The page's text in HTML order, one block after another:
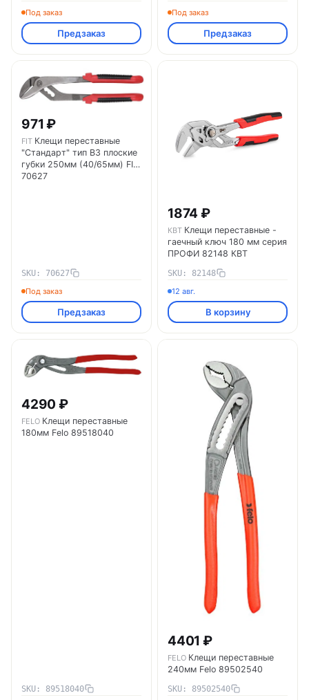
Под заказ
Предзаказ
Под заказ
Предзаказ
971 ₽
FIT Клещи переставные
"Стандарт" тип В3 плоские
губки 250мм (40/65мм) FIT
70627
SKU: 70627
Под заказ
Предзаказ
1874 ₽
КВТ Клещи переставные -
гаечный ключ 180 мм серия
ПРОФИ 82148 КВТ
SKU: 82148
12 авг.
В корзину
4290 ₽
FELO Клещи переставные
180мм Felo 89518040
SKU: 89518040
4401 ₽
FELO Клещи переставные
240мм Felo 89502540
SKU: 89502540